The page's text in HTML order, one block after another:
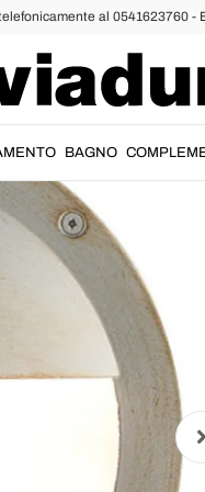
al 0541623760 -
BAGNO